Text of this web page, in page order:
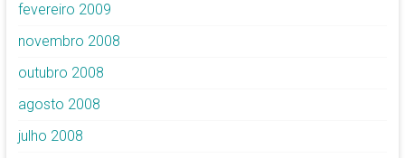
fevereiro 2009
novembro 2008
outubro 2008
agosto 2008
julho 2008